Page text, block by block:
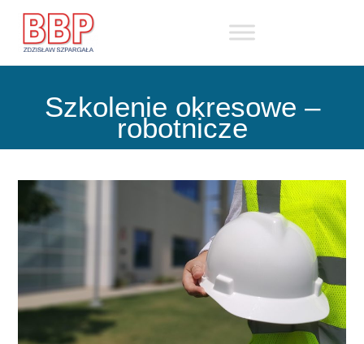
Skip
content
Szkolenie okresowe –
robotnicze